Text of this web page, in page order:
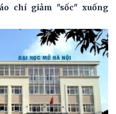
chí giảm "sốc" xuống